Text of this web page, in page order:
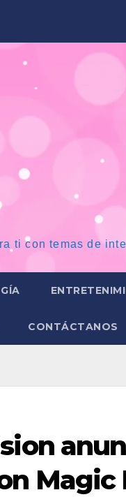
ti con temas de
CONTÁCTANOS
Magic